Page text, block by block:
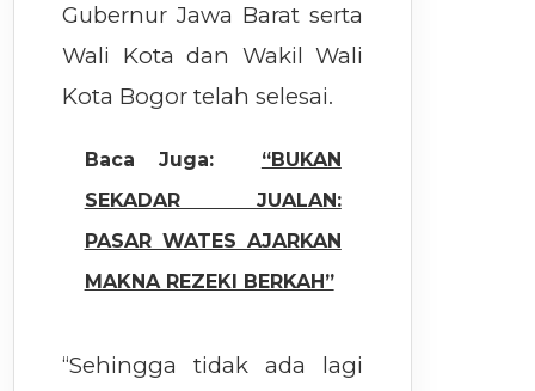
Gubernur Jawa Barat serta
Wali Kota dan Wakil Wali
Kota Bogor telah selesai.
Baca Juga:
“BUKAN
SEKADAR JUALAN:
PASAR WATES AJARKAN
MAKNA REZEKI BERKAH”
“Sehingga tidak ada lagi